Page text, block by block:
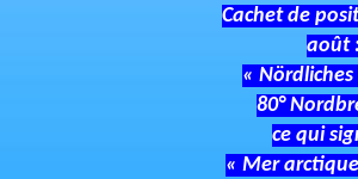
Cachet de
août
« Nördliches
80°
ce qui
« Mer